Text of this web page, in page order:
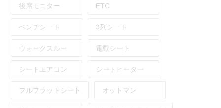
後席モニター ETC
ベンチシート 3列シート
ウォークスルー 電動シート
シートエアコン シートヒーター
フルフラットシート オットマン